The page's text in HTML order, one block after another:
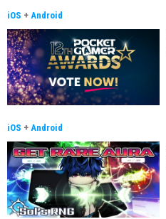
iOS + Android
iOS + Android